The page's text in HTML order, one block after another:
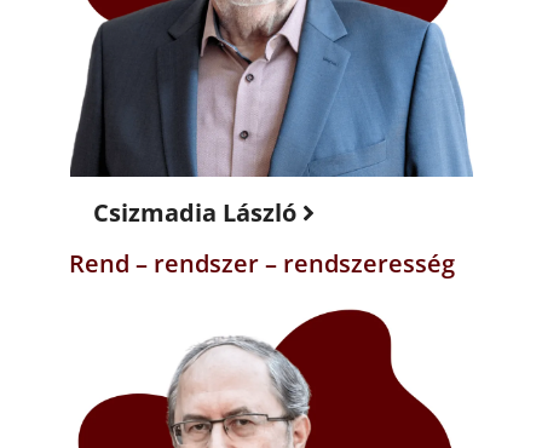
Csizmadia László
Rend – rendszer – rendszeresség